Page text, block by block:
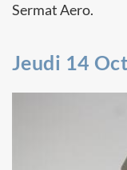
Sermat Aero.
Jeudi 14